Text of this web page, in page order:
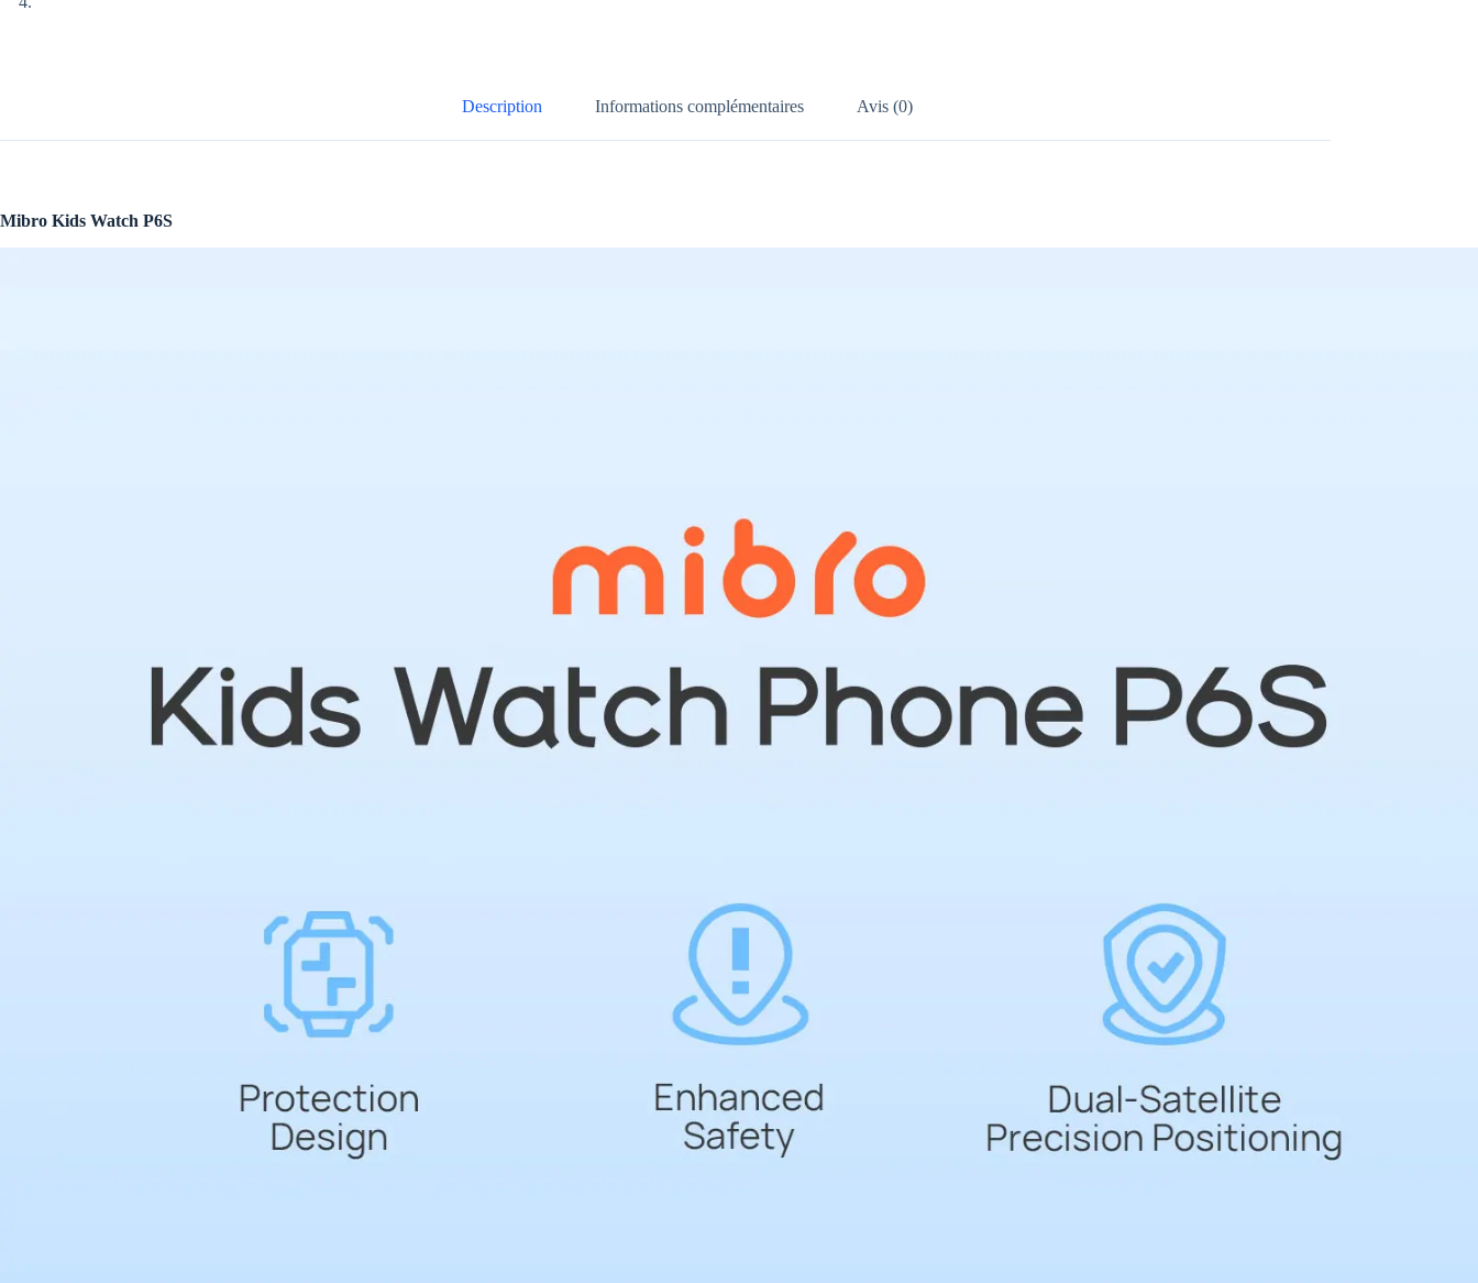
Description Informations complémentaires Avis (0)
Mibro Kids Watch P6S